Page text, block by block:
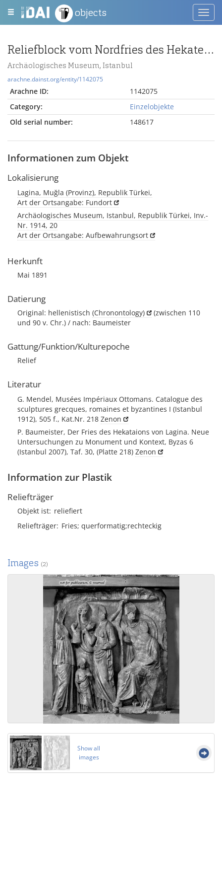
objects
Reliefblock vom Nordfries des Hekatetempels
Archäologisches Museum, Istanbul
arachne.dainst.org/entity/1142075
Arachne ID:
1142075
Category:
Einzelobjekte
Old serial number:
148617
Informationen zum Objekt
Lokalisierung
Lagina, Muğla (Provinz), Republik Türkei,
Art der Ortsangabe: Fundort
Archäologisches Museum, Istanbul, Republik Türkei, Inv.-
Nr. 1914, 20
Art der Ortsangabe: Aufbewahrungsort
Herkunft
Mai 1891
Datierung
Original: hellenistisch (Chronontology)
(zwischen 110
und 90 v. Chr.) / nach: Baumeister
Gattung/Funktion/Kulturepoche
Relief
Literatur
G. Mendel, Musées Impériaux Ottomans. Catalogue des
sculptures grecques, romaines et byzantines I (Istanbul
1912), 505 f., Kat.Nr. 218 Zenon
P. Baumeister, Der Fries des Hekataions von Lagina. Neue
Untersuchungen zu Monument und Kontext, Byzas 6
(Istanbul 2007), Taf. 30, (Platte 218) Zenon
Information zur Plastik
Reliefträger
Objekt ist reliefiert
Reliefträger Fries; querformatig;rechteckig
Images (2)
Show all
images